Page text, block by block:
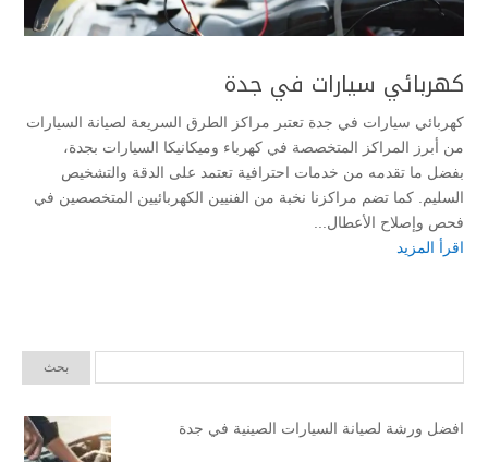
كهربائي سيارات في جدة
كهربائي سيارات في جدة تعتبر مراكز الطرق السريعة لصيانة السيارات
من أبرز المراكز المتخصصة في كهرباء وميكانيكا السيارات بجدة،
بفضل ما تقدمه من خدمات احترافية تعتمد على الدقة والتشخيص
السليم. كما تضم مراكزنا نخبة من الفنيين الكهربائيين المتخصصين في
فحص وإصلاح الأعطال...
اقرأ المزيد
افضل ورشة لصيانة السيارات الصينية في جدة